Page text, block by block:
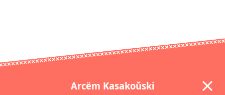
Arcëm Kasakoŭski